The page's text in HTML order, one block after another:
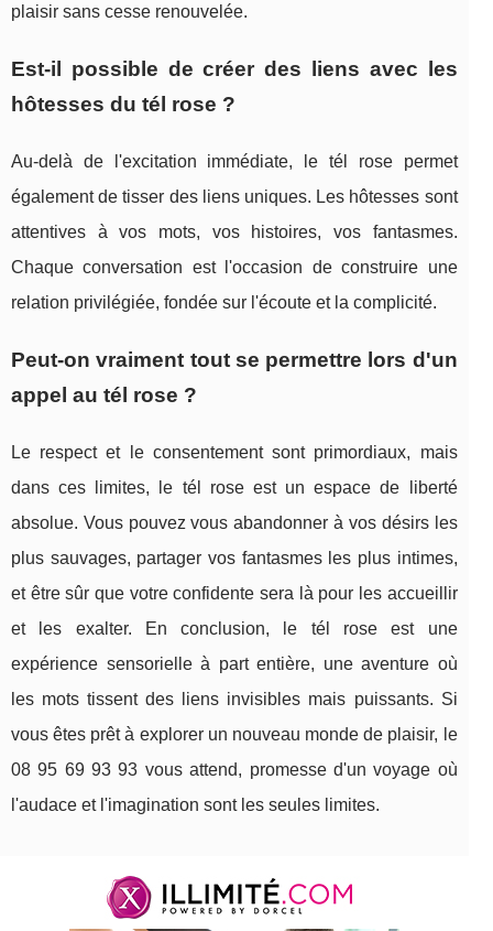
plaisir sans cesse renouvelée.
Est-il possible de créer des liens avec les
hôtesses du tél rose ?
Au-delà de l'excitation immédiate, le tél rose permet
également de tisser des liens uniques. Les hôtesses sont
attentives à vos mots, vos histoires, vos fantasmes.
Chaque conversation est l'occasion de construire une
relation privilégiée, fondée sur l'écoute et la complicité.
Peut-on vraiment tout se permettre lors d'un
appel au tél rose ?
Le respect et le consentement sont primordiaux, mais
dans ces limites, le tél rose est un espace de liberté
absolue. Vous pouvez vous abandonner à vos désirs les
plus sauvages, partager vos fantasmes les plus intimes,
et être sûr que votre confidente sera là pour les accueillir
et les exalter. En conclusion, le tél rose est une
expérience sensorielle à part entière, une aventure où
les mots tissent des liens invisibles mais puissants. Si
vous êtes prêt à explorer un nouveau monde de plaisir, le
08 95 69 93 93 vous attend, promesse d'un voyage où
l'audace et l'imagination sont les seules limites.